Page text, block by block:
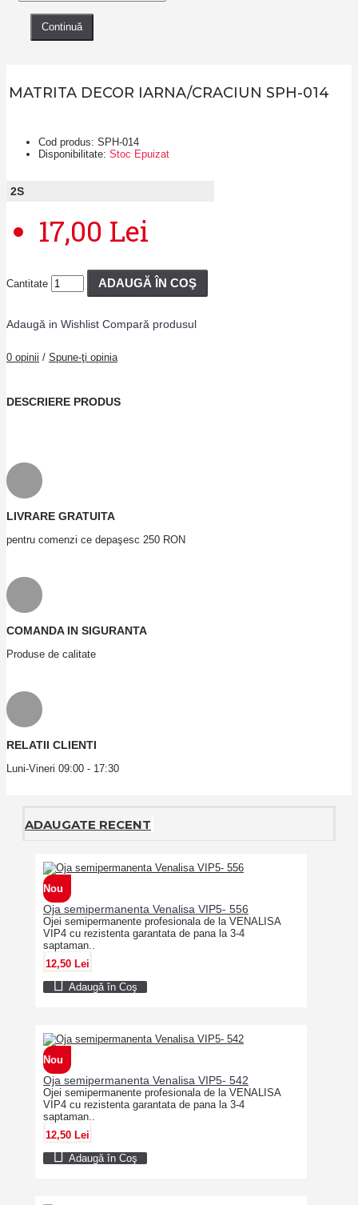
Continuă
MATRITA DECOR IARNA/CRACIUN SPH-014
Cod produs: SPH-014
Disponibilitate: Stoc Epuizat
2S
17,00 Lei
Cantitate ADAUGĂ ÎN COŞ
Adaugă in Wishlist Compară produsul
0 opinii / Spune-ţi opinia
DESCRIERE PRODUS
LIVRARE GRATUITA
pentru comenzi ce depaşesc 250 RON
COMANDA IN SIGURANTA
Produse de calitate
RELATII CLIENTI
Luni-Vineri 09:00 - 17:30
ADAUGATE RECENT
Nou
Oja semipermanenta Venalisa VIP5- 556
Ojei semipermanente profesionala de la VENALISA
VIP4 cu rezistenta garantata de pana la 3-4
saptaman..
12,50 Lei
Adaugă în Coş
Nou
Oja semipermanenta Venalisa VIP5- 542
Ojei semipermanente profesionala de la VENALISA
VIP4 cu rezistenta garantata de pana la 3-4
saptaman..
12,50 Lei
Adaugă în Coş